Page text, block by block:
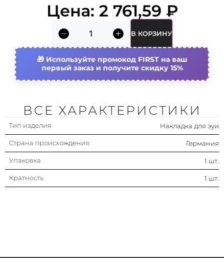
Цена: 2 761,59 ₽
В КОРЗИНУ
Используйте промокод FIRST на ваш
первый заказ и получите скидку 15%
ВСЕ ХАРАКТЕРИСТИКИ
Тип изделия Накладка для эуи
Страна происхождения Германия
Упаковка 1 шт.
Кратность 1 шт.